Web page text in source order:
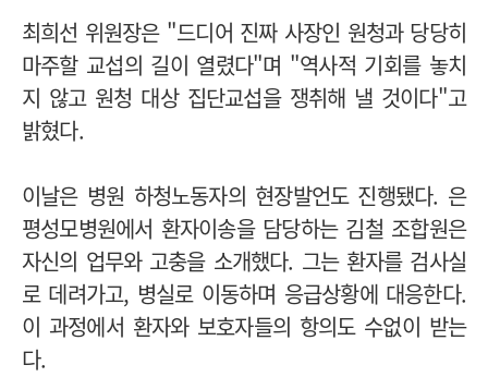
최희선 위원장은 "드디어 진짜 사장인 원청과 당당히
마주할 교섭의 길이 열렸다"며 "역사적 기회를 놓치
지 않고 원청 대상 집단교섭을 쟁취해 낼 것이다"고
밝혔다.
이날은 병원 하청노동자의 현장발언도 진행됐다. 은
평성모병원에서 환자이송을 담당하는 김철 조합원은
자신의 업무와 고충을 소개했다. 그는 환자를 검사실
로 데려가고, 병실로 이동하며 응급상황에 대응한다.
이 과정에서 환자와 보호자들의 항의도 수없이 받는
다.